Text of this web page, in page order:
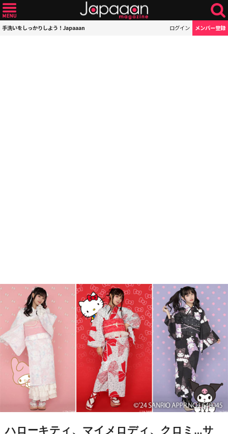
手洗いをしっかりしよう！Japaaan ログイン メンバー登録
ハローキティ、マイメロディ、クロミ…サ